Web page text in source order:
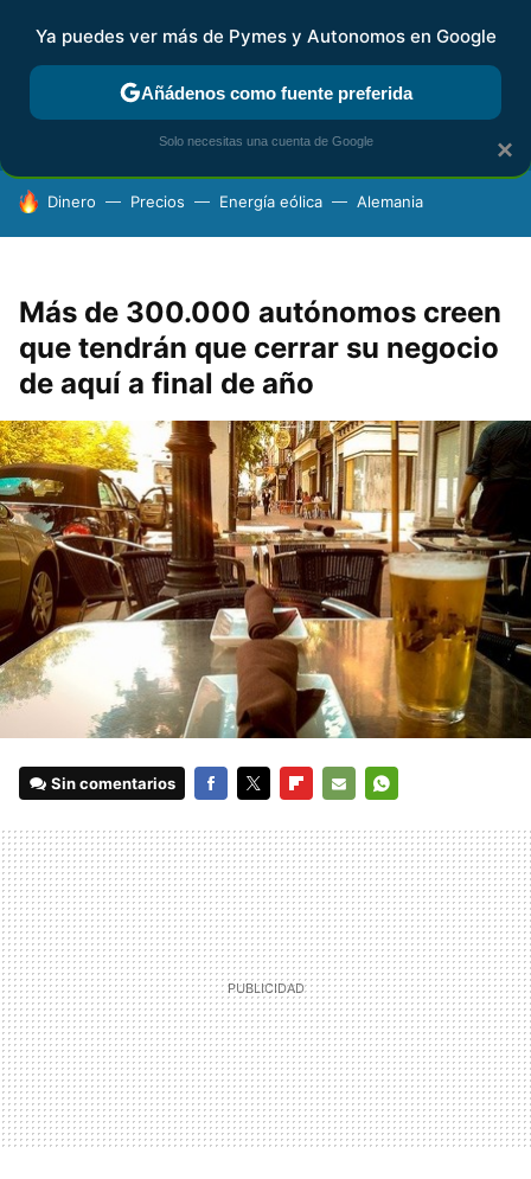
FISCALIDAD Y CONTABILIDAD KIT DIGITAL RENTA
HOY SE HABLA DE
Dinero Precios Energía eólica Alemania
Más de 300.000 autónomos creen
que tendrán que cerrar su negocio
de aquí a final de año
Sin comentarios
MAIL
×
Ya puedes ver más de Pymes y Autonomos en Google
Añádenos como fuente preferida
Solo necesitas una cuenta de Google